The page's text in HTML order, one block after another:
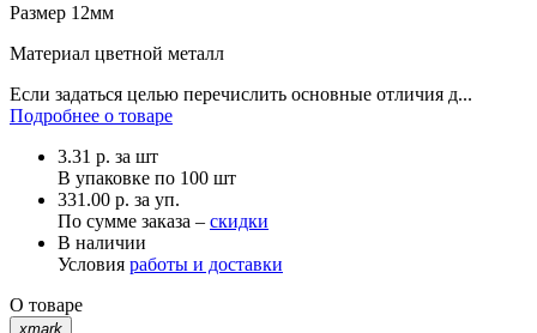
Размер 12мм
Материал цветной металл
Если задаться целью перечислить основные отличия д...
Подробнее о товаре
3.31 р. за шт
В упаковке по 100 шт
331.00 р. за уп.
По сумме заказа – скидки
В наличии
Условия работы и доставки
О товаре
xmark